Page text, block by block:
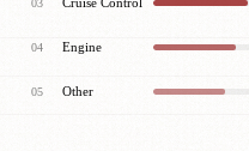
03
04 Engine
05 Other